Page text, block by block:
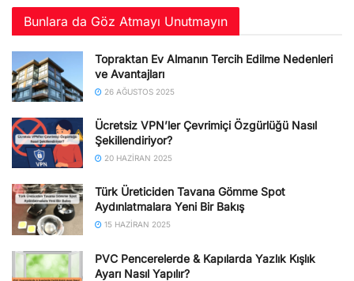
Bunlara da Göz Atmayı Unutmayın
Topraktan Ev Almanın Tercih Edilme Nedenleri
ve Avantajları
26 AĞUSTOS 2025
Ücretsiz VPN’ler Çevrimiçi Özgürlüğü Nasıl
Şekillendiriyor?
20 HAZIRAN 2025
Türk Üreticiden Tavana Gömme Spot
Aydınlatmalara Yeni Bir Bakış
15 HAZIRAN 2025
PVC Pencerelerde & Kapılarda Yazlık Kışlık
Ayarı Nasıl Yapılır?